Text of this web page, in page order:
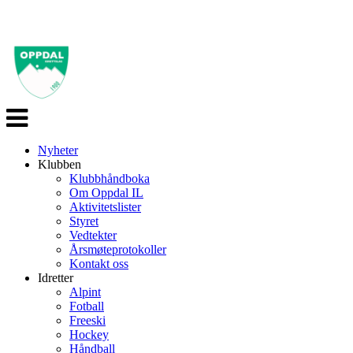
Veksle
navigasjon
Nyheter
Klubben
Klubbhåndboka
Om Oppdal IL
Aktivitetslister
Styret
Vedtekter
Årsmøteprotokoller
Kontakt oss
Idretter
Alpint
Fotball
Freeski
Hockey
Håndball